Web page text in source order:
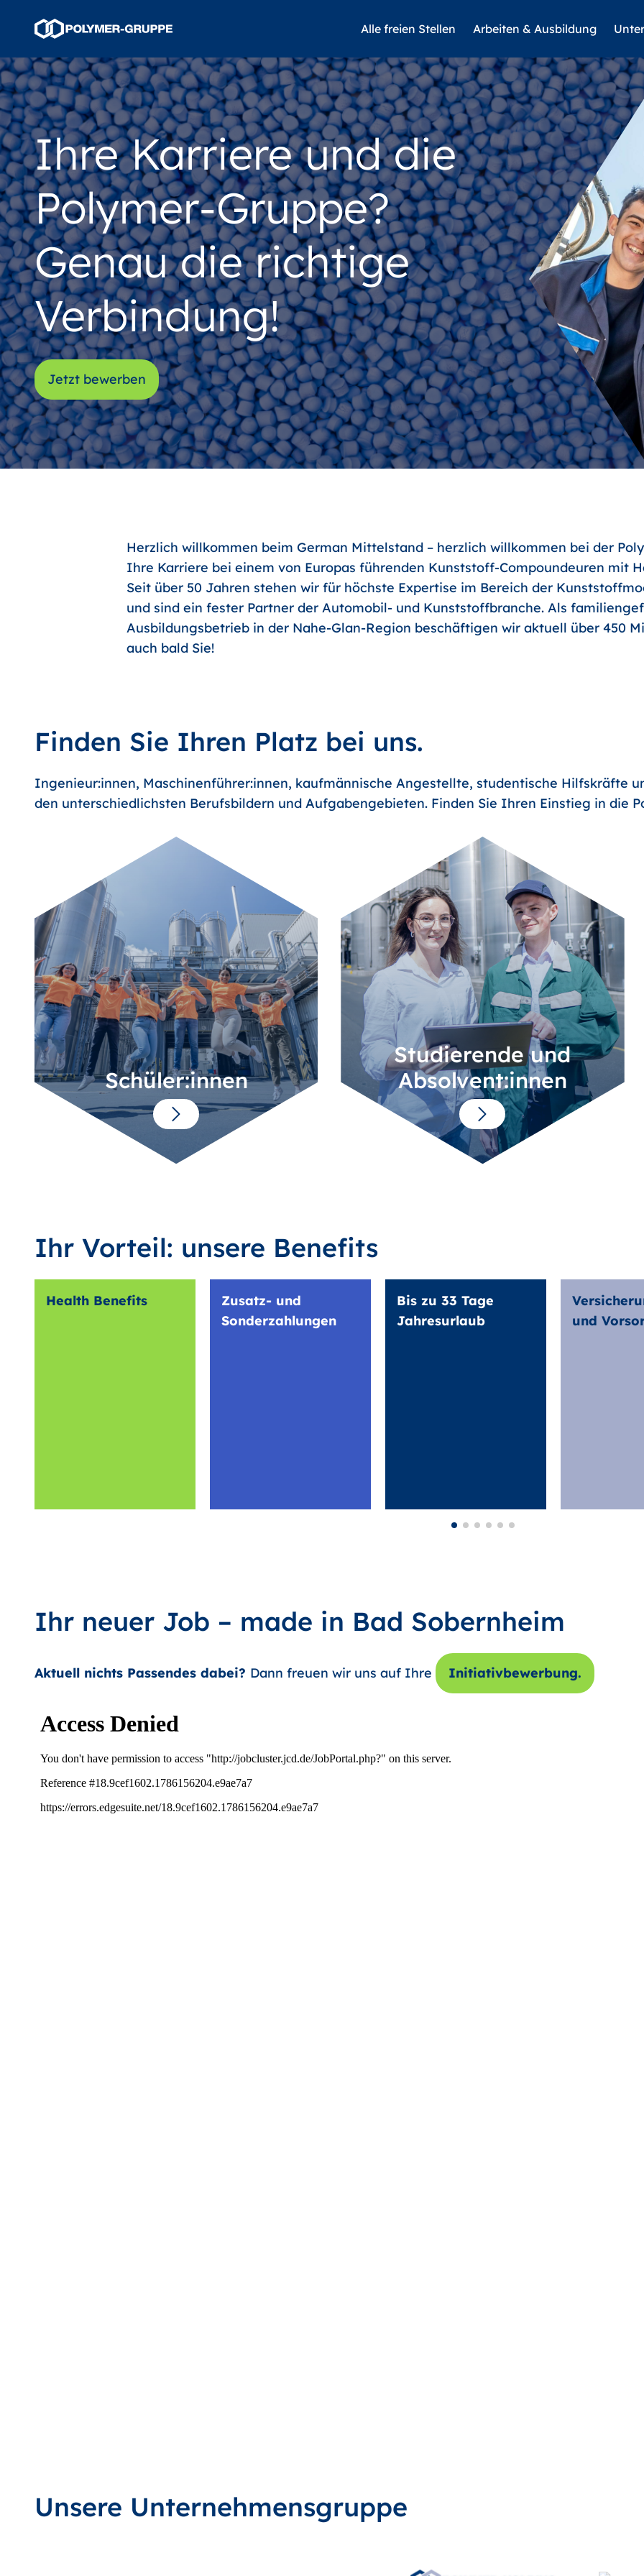
Alle freien Stellen Arbeiten & Ausbildung
Ihre Karriere und die
Polymer-Gruppe?
Genau die richtige
Verbindung!
Jetzt bewerben
Herzlich willkommen beim German Mittelstand – herzlich willkommen bei der
Ihre Karriere bei einem von Europas führenden Kunststoff-Compoundeuren mit
Seit über 50 Jahren stehen wir für höchste Expertise im Bereich der
und sind ein fester Partner der Automobil- und Kunststoffbranche. Als
Ausbildungsbetrieb in der Nahe-Glan-Region beschäftigen wir aktuell über 450
auch bald Sie!
Finden Sie Ihren Platz bei uns.
Ingenieur:innen, Maschinenführer:innen, kaufmännische Angestellte, studentische Hilfskräfte
den unterschiedlichsten Berufsbildern und Aufgabengebieten. Finden Sie Ihren Einstieg in die
Schüler:innen
Studierende und
Absolvent:innen
Ihr Vorteil: unsere Benefits
Health Benefits
Zusatz- und
Sonderzahlungen
Bis zu 33 Tage
Jahresurlaub
und
Ihr neuer Job – made in Bad Sobernheim
Aktuell nichts Passendes dabei? Dann freuen wir uns auf Ihre Initiativbewerbung.
Unsere Unternehmensgruppe